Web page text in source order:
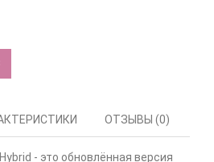
ОТЗЫВЫ (0)
- это обновлённая версия